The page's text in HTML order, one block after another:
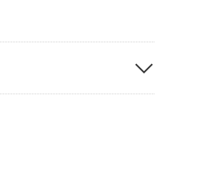
Auswahlfeld im
Stellen